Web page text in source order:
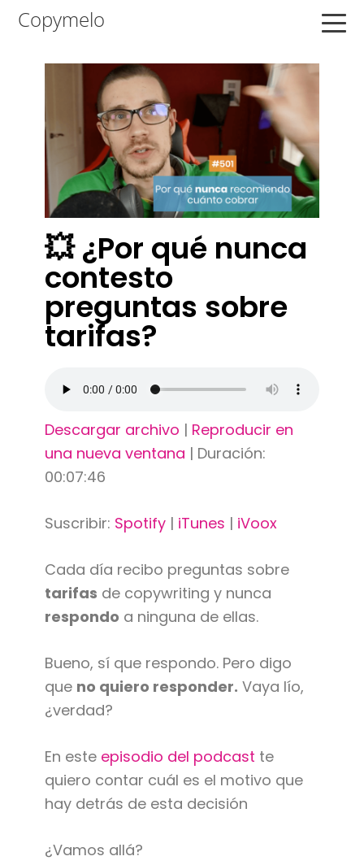
Saltar
Saltar
contenido
Saltar
principal
Copymelo
💥 ¿Por qué nunca
contesto
preguntas sobre
tarifas?
Descargar archivo | Reproducir en
una nueva ventana | Duración:
00:07:46
Suscribir: Spotify| iTunes | iVoox
Cada día recibo preguntas sobre
tarifas de copywriting y nunca
respondo a ninguna de ellas.
Bueno, sí que respondo. Pero digo
que no quiero responder. Vaya lío,
¿verdad?
En este episodio del podcast te
quiero contar cuál es el motivo que
hay detrás de esta decisión
¿Vamos allá?